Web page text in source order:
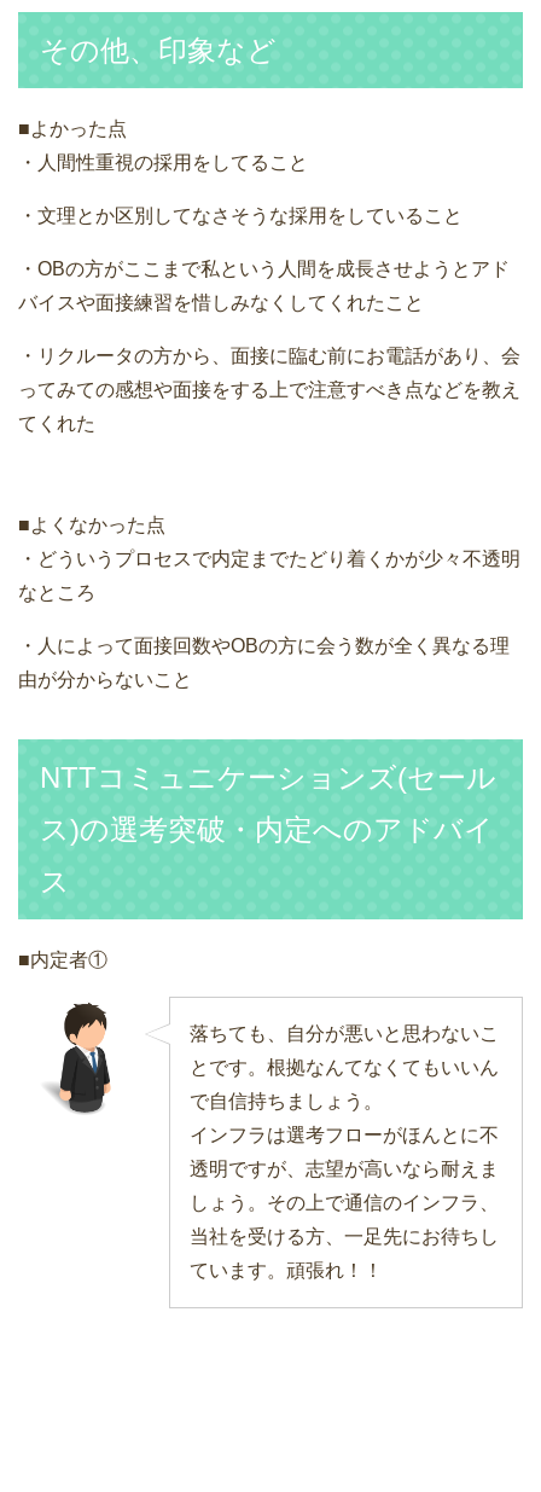
その他、印象など
■よかった点
・人間性重視の採用をしてること
・文理とか区別してなさそうな採用をしていること
・OBの方がここまで私という人間を成長させようとアド
バイスや面接練習を惜しみなくしてくれたこと
・リクルータの方から、面接に臨む前にお電話があり、会
ってみての感想や面接をする上で注意すべき点などを教え
てくれた
■よくなかった点
・どういうプロセスで内定までたどり着くかが少々不透明
なところ
・人によって面接回数やOBの方に会う数が全く異なる理
由が分からないこと
NTTコミュニケーションズ(セール
ス)の選考突破・内定へのアドバイ
ス
■内定者①
落ちても、自分が悪いと思わないこ
とです。根拠なんてなくてもいいん
で自信持ちましょう。
インフラは選考フローがほんとに不
透明ですが、志望が高いなら耐えま
しょう。その上で通信のインフラ、
当社を受ける方、一足先にお待ちし
ています。頑張れ！！